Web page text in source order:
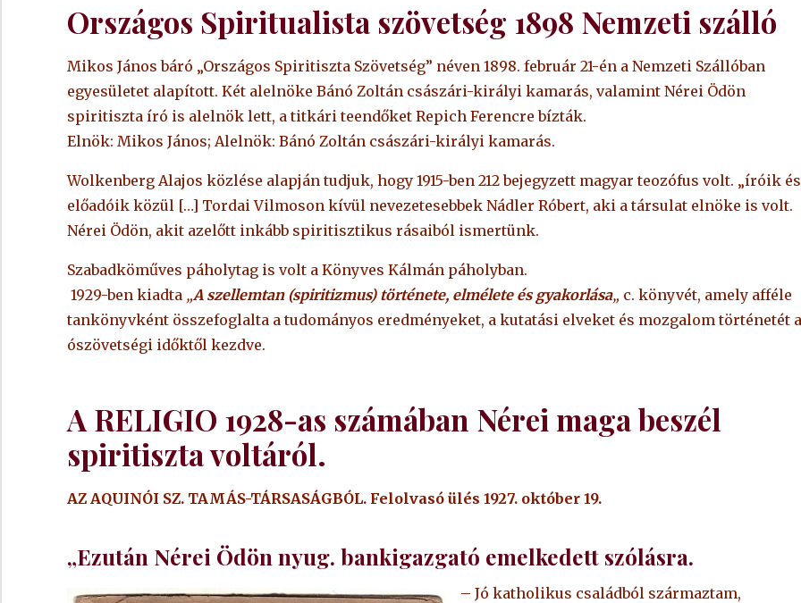
Országos Spiritualista szövetség 1898 Nemzeti szálló
Mikos János báró „Országos Spiritiszta Szövetség” néven 1898. február 21-én a Nemzeti Szállóban
egyesületet alapított. Két alelnöke Bánó Zoltán császári-királyi kamarás, valamint Nérei Ödön
spiritiszta író is alelnök lett, a titkári teendőket Repich Ferencre bízták.
Elnök: Mikos János; Alelnök: Bánó Zoltán császári-királyi kamarás.
Wolkenberg Alajos közlése alapján tudjuk, hogy 1915-ben 212 bejegyzett magyar teozófus volt. „íróik és
előadóik közül […] Tordai Vilmoson kívül nevezetesebbek Nádler Róbert, aki a társulat elnöke is volt.
Nérei Ödön, akit azelőtt inkább spiritisztikus rásaiból ismertünk.
Szabadköműves páholytag is volt a Könyves Kálmán páholyban.
1929-ben kiadta „A szellemtan (spiritizmus) története, elmélete és gyakorlása„ c. könyvét, amely afféle
tankönyvként összefoglalta a tudományos eredményeket, a kutatási elveket és mozgalom történetét
ószövetségi időktől kezdve.
A RELIGIO 1928-as számában Nérei maga beszél
spiritiszta voltáról.
AZ AQUINÓI SZ. TAMÁS-TÁRSASÁGBÓL. Felolvasó ülés 1927. október 19.
„Ezután Nérei Ödön nyug. bankigazgató emelkedett szólásra.
– Jó katholikus családból származtam,